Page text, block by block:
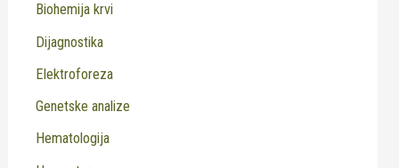
Biohemija krvi
Dijagnostika
Elektroforeza
Genetske analize
Hematologija